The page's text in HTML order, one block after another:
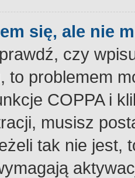
się, ale nie
czy
to problemem
COPPA i
musisz
tak nie jest,